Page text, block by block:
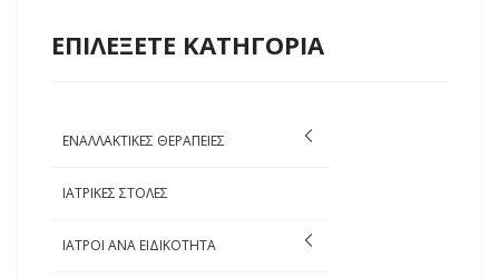
ΕΠΙΛΕΞΕΤΕ ΚΑΤΗΓΟΡΙΑ
ΕΝΑΛΛΑΚΤΙΚΕΣ ΘΕΡΑΠΕΙΕΣ
ΙΑΤΡΙΚΕΣ ΣΤΟΛΕΣ
ΙΑΤΡΟΙ ΑΝΑ ΕΙΔΙΚΟΤΗΤΑ